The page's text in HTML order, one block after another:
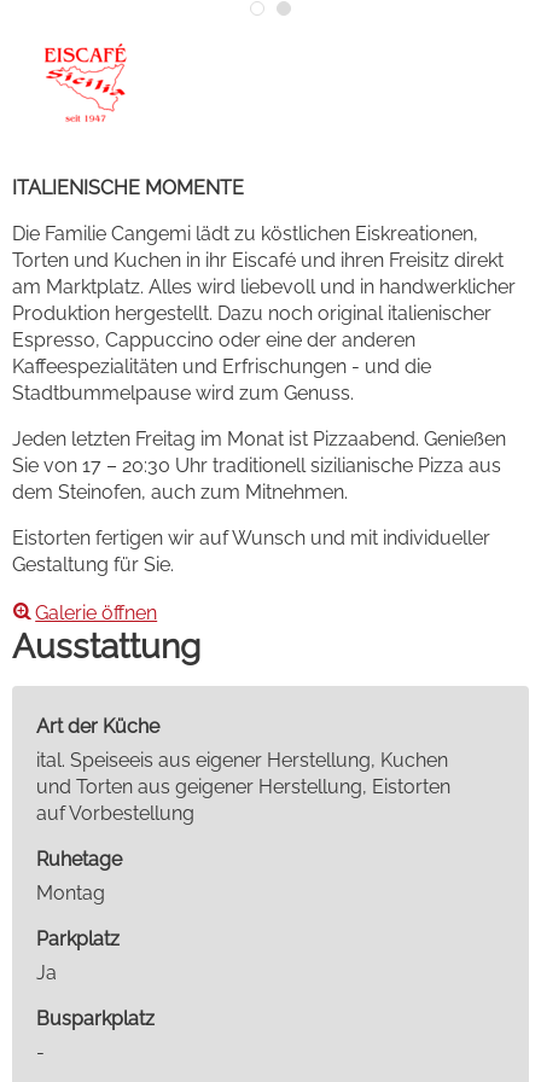
ITALIENISCHE MOMENTE
Die Familie Cangemi lädt zu köstlichen Eiskreationen,
Torten und Kuchen in ihr Eiscafé und ihren Freisitz direkt
am Marktplatz. Alles wird liebevoll und in handwerklicher
Produktion hergestellt. Dazu noch original italienischer
Espresso, Cappuccino oder eine der anderen
Kaffeespezialitäten und Erfrischungen - und die
Stadtbummelpause wird zum Genuss.
Jeden letzten Freitag im Monat ist Pizzaabend. Genießen
Sie von 17 – 20:30 Uhr traditionell sizilianische Pizza aus
dem Steinofen, auch zum Mitnehmen.
Eistorten fertigen wir auf Wunsch und mit individueller
Gestaltung für Sie.
Galerie öffnen
Ausstattung
Art der Küche
ital. Speiseeis aus eigener Herstellung, Kuchen
und Torten aus geigener Herstellung, Eistorten
auf Vorbestellung
Ruhetage
Montag
Parkplatz
Ja
Busparkplatz
-